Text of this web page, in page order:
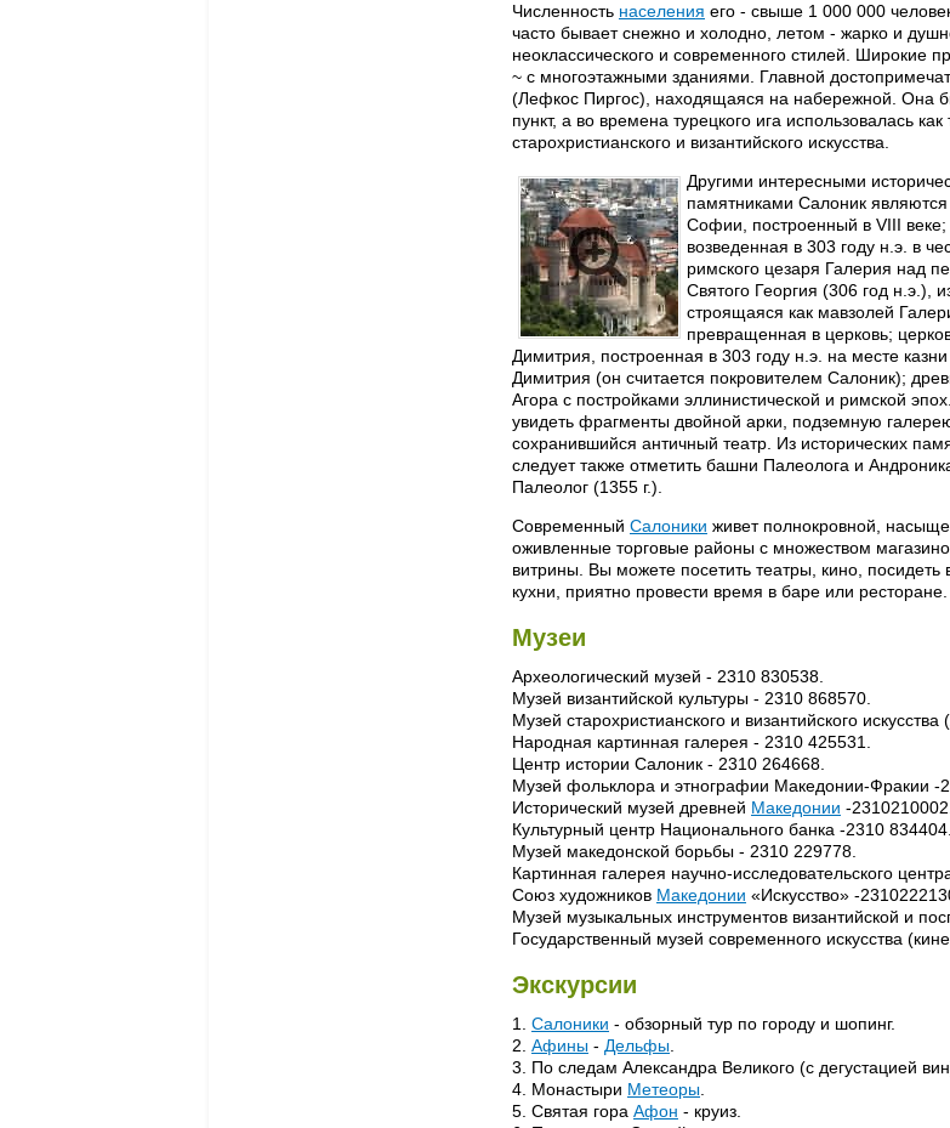
Численность населения его - свыше 1 000 000
часто бывает снежно и холодно, летом - жарко и
неоклассического и современного стилей. Широкие
~ с многоэтажными зданиями. Главной
(Лефкос Пиргос), находящаяся на набережной. Она
пункт, а во времена турецкого ига использовалась
старохристианского и византийского искусства.
Другими интересными
памятниками Салоник
Софии, построенный в VIII веке;
возведенная в 303 году н.э. в
римского цезаря Галерия над
Святого Георгия (306 год н.э.),
строящаяся как мавзолей
превращенная в церковь;
Димитрия, построенная в 303 году н.э. на месте
Димитрия (он считается покровителем Салоник);
Агора с постройками эллинистической и римской
увидеть фрагменты двойной арки, подземную
сохранившийся античный театр. Из исторических
следует также отметить башни Палеолога и
Палеолог (1355 г.).
Современный Салоники живет полнокровной,
оживленные торговые районы с множеством
витрины. Вы можете посетить театры, кино,
кухни, приятно провести время в баре или ресторане.
Музеи
Археологический музей - 2310 830538.
Музей византийской культуры - 2310 868570.
Музей старохристианского и византийского
Народная картинная галерея - 2310 425531.
Центр истории Салоник - 2310 264668.
Музей фольклора и этнографии Македонии-Фракии -
Исторический музей древней Македонии -2310210002.
Культурный центр Национального банка -2310 834404.
Музей македонской борьбы - 2310 229778.
Картинная галерея научно-исследовательского
Союз художников Македонии «Искусство» -
Музей музыкальных инструментов византийской и
Государственный музей современного искусства
Экскурсии
1. Салоники - обзорный тур по городу и шопинг.
2. Афины - Дельфы
3. По следам Александра Великого (с дегустацией
4. Монастыри Метеоры
5. Святая гора Афон - круиз.